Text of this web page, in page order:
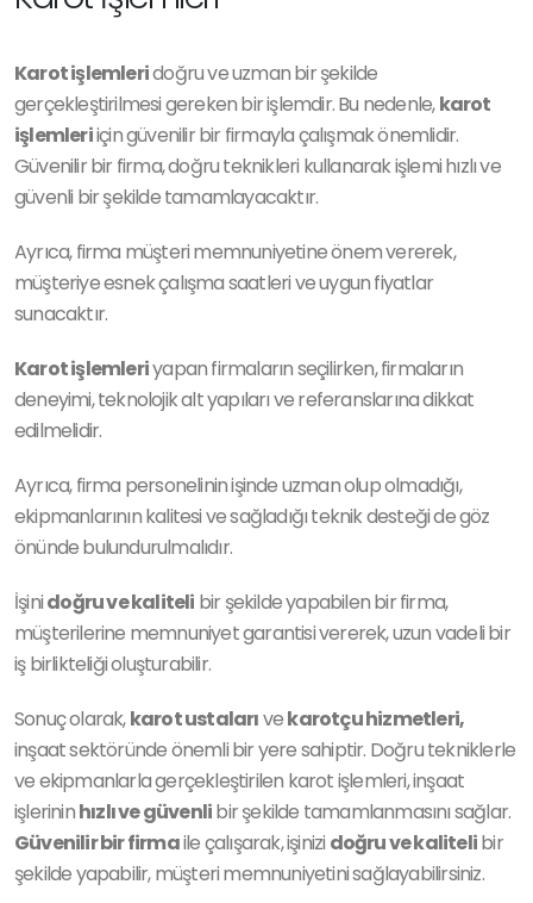
Karot işlemleridoğru ve uzman bir şekilde
gerçekleştirilmesi gereken bir işlemdir. Bu nedenle,karot
işlemleriiçin güvenilir bir firmayla çalışmak önemlidir.
Güvenilir bir firma, doğru teknikleri kullanarak işlemi hızlı ve
güvenli bir şekilde tamamlayacaktır.
Ayrıca, firma müşteri memnuniyetine önem vererek,
müşteriye esnek çalışma saatleri ve uygun fiyatlar
sunacaktır.
Karot işlemleriyapan firmaların seçilirken, firmaların
deneyimi, teknolojik alt yapıları ve referanslarına dikkat
edilmelidir.
Ayrıca, firma personelinin işinde uzman olup olmadığı,
ekipmanlarının kalitesi ve sağladığı teknik desteği de göz
önünde bulundurulmalıdır.
İşinidoğru ve kaliteli bir şekilde yapabilen bir firma,
müşterilerine memnuniyet garantisi vererek, uzun vadeli bir
iş birlikteliği oluşturabilir.
Sonuç olarak,karot ustalarıvekarotçu hizmetleri,
inşaat sektöründe önemli bir yere sahiptir. Doğru tekniklerle
ve ekipmanlarla gerçekleştirilen karot işlemleri, inşaat
işlerininhızlı ve güvenlibir şekilde tamamlanmasını sağlar.
Güvenilir bir firmaile çalışarak, işinizi doğru ve kalitelibir
şekilde yapabilir, müşteri memnuniyetini sağlayabilirsiniz.